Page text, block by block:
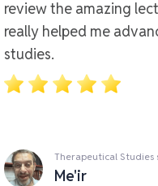
review the amazing
really helped me
studies.
Therapeutical Studies
Me'ir